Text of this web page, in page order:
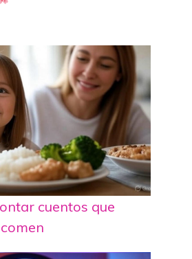
cuentos que